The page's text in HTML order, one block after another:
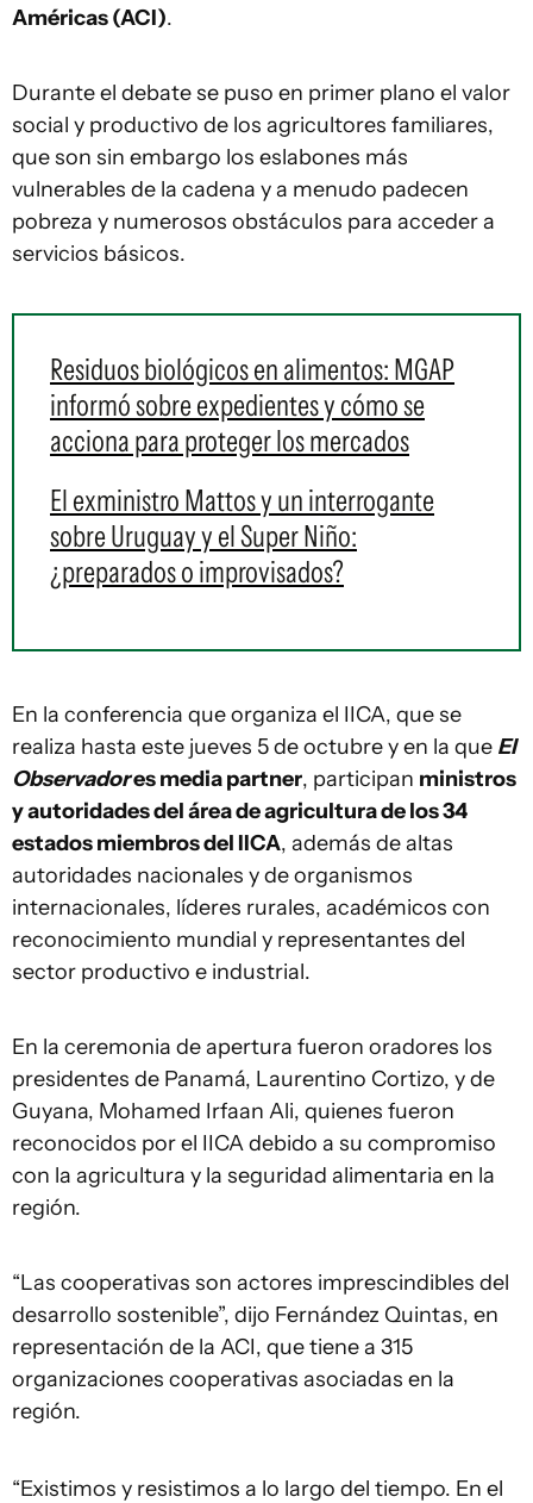
Américas (ACI).
Durante el debate se puso en primer plano el valor
social y productivo de los agricultores familiares,
que son sin embargo los eslabones más
vulnerables de la cadena y a menudo padecen
pobreza y numerosos obstáculos para acceder a
servicios básicos.
Residuos biológicos en alimentos: MGAP
informó sobre expedientes y cómo se
acciona para proteger los mercados
El exministro Mattos y un interrogante
sobre Uruguay y el Super Niño:
¿preparados o improvisados?
En la conferencia que organiza el IICA, que se
realiza hasta este jueves 5 de octubre y en la que El
Observadores media partner, participan ministros
y autoridades del área de agricultura de los 34
estados miembros del IICA, además de altas
autoridades nacionales y de organismos
internacionales, líderes rurales, académicos con
reconocimiento mundial y representantes del
sector productivo e industrial.
En la ceremonia de apertura fueron oradores los
presidentes de Panamá, Laurentino Cortizo, y de
Guyana, Mohamed Irfaan Ali, quienes fueron
reconocidos por el IICA debido a su compromiso
con la agricultura y la seguridad alimentaria en la
región.
“Las cooperativas son actores imprescindibles del
desarrollo sostenible”, dijo Fernández Quintas, en
representación de la ACI, que tiene a 315
organizaciones cooperativas asociadas en la
región.
“Existimos y resistimos a lo largo del tiempo. En el